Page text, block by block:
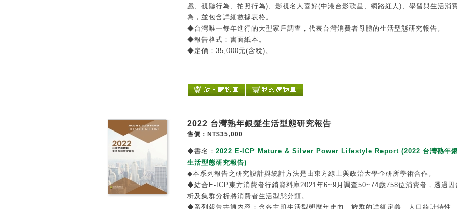
戲、視聽行為、拍照行為)、影視名人喜好(中港台影歌星、網路紅人)、學習與生活消
為，並包含詳細數據表格。
◆台灣唯一每年進行的大型家戶調查，代表台灣消費者母體的生活型態研究報告。
◆報告格式：書面紙本。
◆定價：35,000元(含稅)。
2022 台灣熟年銀髮生活型態研究報告
售價：NT$35,000
◆書名： 2022 E-ICP Mature & Silver Power Lifestyle Report (2022 台灣熟年
生活型態研究報告)
◆本系列報告之研究設計與統計方法是由東方線上與政治大學企研所學術合作。
◆結合E-ICP東方消費者行銷資料庫2021年6~9月調查50~74歲758位消費者，透過因
析及集群分析將消費者生活型態分類。
◆系列報告共通內容：含各主題生活型態歷年走向、族群的詳細定義、人口統計特性